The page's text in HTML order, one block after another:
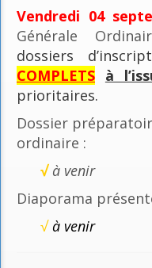
Vendredi 04
Générale
dossiers
COMPLETS à
prioritaires.
Dossier
ordinaire :
√ à venir
Diaporama
√à venir